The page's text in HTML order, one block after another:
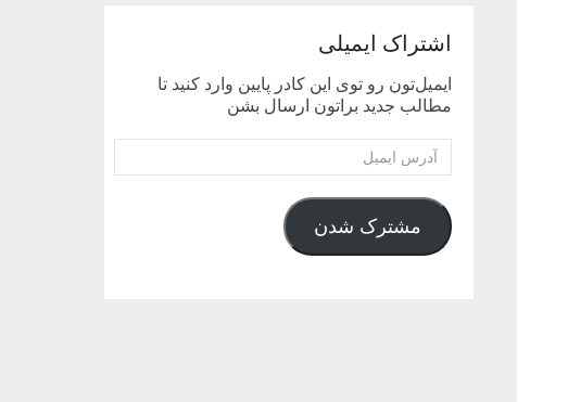
اشتراک ایمیلی
ایمیل‌تون رو توی این کادر پایین وارد کنید تا
مطالب جدید براتون ارسال بشن
آدرس
ایمیل
مشترک شدن